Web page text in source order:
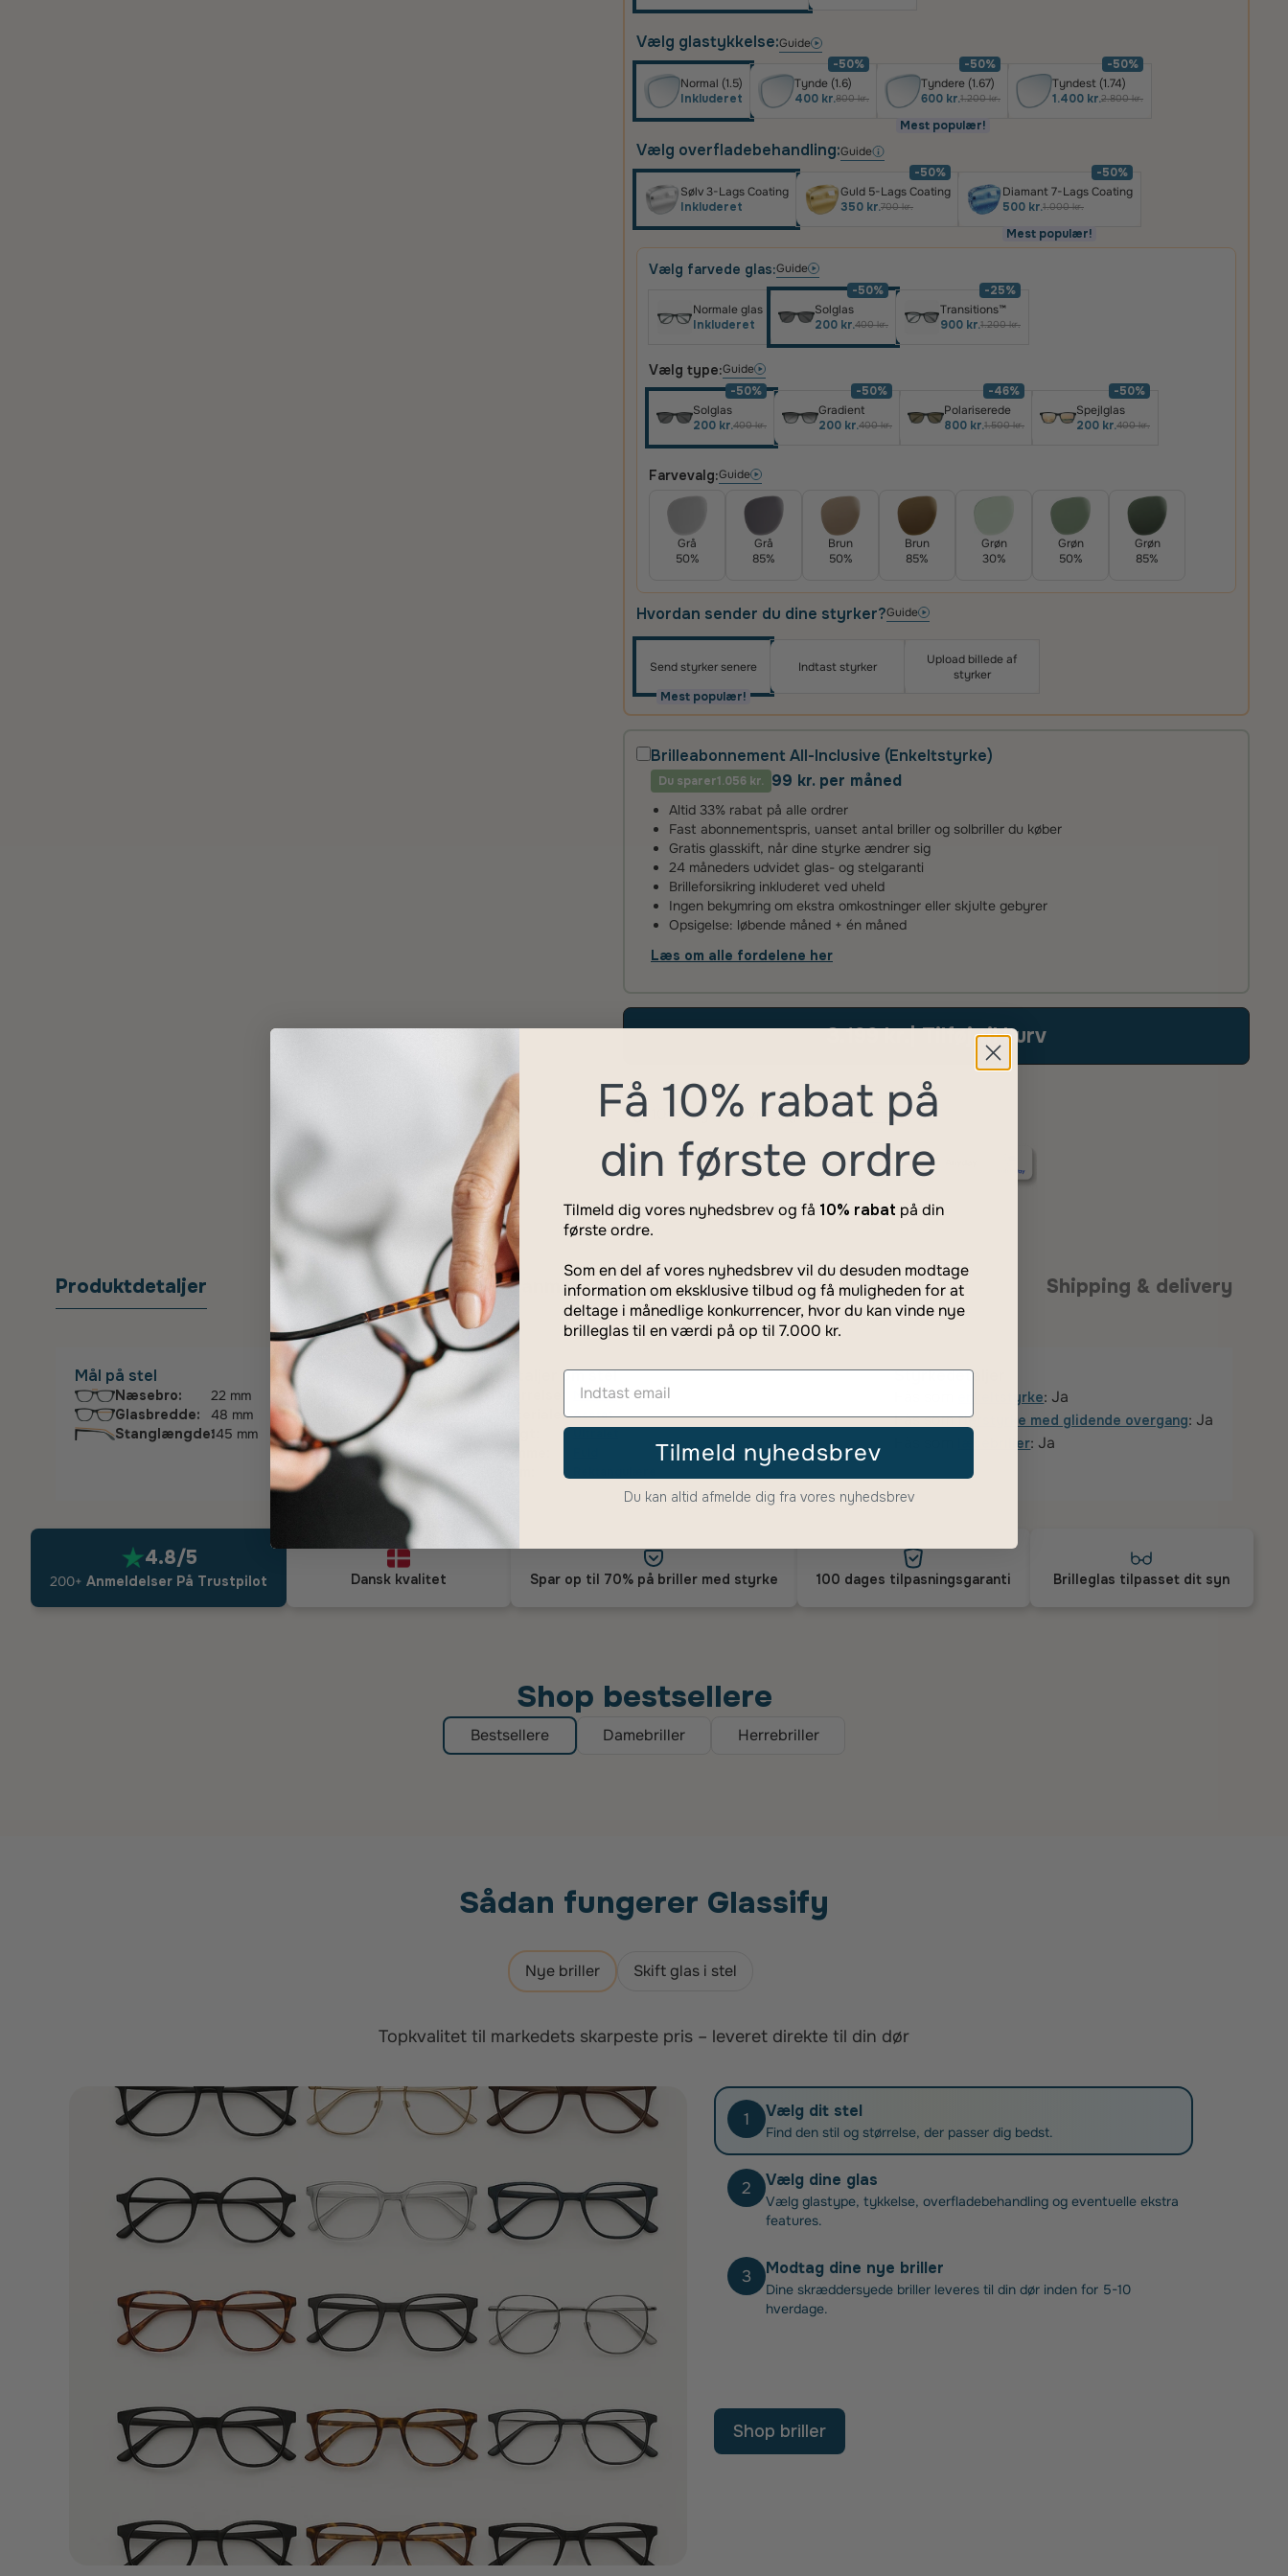
Vælg glastykkelse:Guide
Normal (1.5)
Inkluderet
Tynde (1.6)
400 kr.800 kr.
-50%
Tyndere (1.67)
600 kr.1.200 kr.
Mest populær!
-50%
Tyndest (1.74)
1.400 kr.2.800 kr.
-50%
Vælg overfladebehandling:Guide
Sølv 3-Lags Coating
Inkluderet
Guld 5-Lags Coating
350 kr.700 kr.
-50%
Diamant 7-Lags Coating
500 kr.1.000 kr.
Mest populær!
-50%
Vælg farvede glas:Guide
Normale glas
Inkluderet
Solglas
200 kr.400 kr.
-50%
Transitions™
900 kr.1.200 kr.
-25%
Vælg type:Guide
Solglas
200 kr.400 kr.
-50%
Gradient
200 kr.400 kr.
-50%
Polariserede
800 kr.1.500 kr.
-46%
Spejlglas
200 kr.400 kr.
-50%
Farvevalg:Guide
Grå
50%
Grå
85%
Brun
50%
Brun
85%
Grøn
30%
Grøn
50%
Grøn
85%
Hvordan sender du dine styrker?Guide
Send styrker senere
Mest populær!
Indtast styrker
Upload billede af
styrker
Brilleabonnement All-Inclusive (Enkeltstyrke)
Du sparer1.056 kr. 99 kr. per måned
Altid 33% rabat på alle ordrer
Fast abonnementspris, uanset antal briller og solbriller du køber
Gratis glasskift, når dine styrke ændrer sig
24 måneders udvidet glas- og stelgaranti
Brilleforsikring inkluderet ved uheld
Ingen bekymring om ekstra omkostninger eller skjulte gebyrer
Opsigelse: løbende måned + én måned
Læs om alle fordelene her
3.199 kr. | Tilføj til kurv
100 dages udvidet garantiLæs mere
Produktdetaljer Sygeforsikring Danmark Udvidet garanti Shipping & delivery
Mål på stel
Næsebro:
22 mm
Glasbredde:
48 mm
Stanglængde:145 mm
Detaljer om stel
Medium
Materiale: Acetat
Styrkedetaljer
enkeltstyrke: Ja
Fås somflerstyrke med glidende overgang: Ja
læsebriller: Ja
4.8/5
200+ Anmeldelser På Trustpilot Dansk kvalitet Spar op til 70% på briller med styrke 100 dages tilpasningsgaranti Brilleglas tilpasset dit syn
Shop bestsellere
Bestsellere Damebriller Herrebriller
Sådan fungerer Glassify
Nye briller Skift glas i stel
Topkvalitet til markedets skarpeste pris – leveret direkte til din dør
1 Vælg dit stel
Find den stil og størrelse, der passer dig bedst.
2 Vælg dine glas
Vælg glastype, tykkelse, overfladebehandling og eventuelle ekstra
features.
3 Modtag dine nye briller
Dine skræddersyede briller leveres til din dør inden for 5-10
hverdage.
Shop briller
Få 10% rabat på
din første ordre
Tilmeld dig vores nyhedsbrev og få 10% rabat på din
første ordre.
Som en del af vores nyhedsbrev vil du desuden modtage
information om eksklusive tilbud og få muligheden for at
deltage i månedlige konkurrencer, hvor du kan vinde nye
brilleglas til en værdi på op til 7.000 kr.
Tilmeld nyhedsbrev
Du kan altid afmelde dig fra vores nyhedsbrev